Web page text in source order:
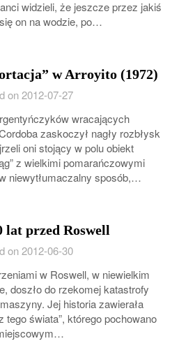
widzieli, że jeszcze przez jakiś
on na wodzie, po…
w Arroyito (1972)
on 2012-07-27
wracających
zaskoczył nagły rozbłysk
oni stojący w polu obiekt
z wielkimi pomarańczowymi
niewytłumaczalny sposób,…
lat przed Roswell
on 2012-06-30
w Roswell, w niewielkim
doszło do rzekomej katastrofy
Jej historia zawierała
tego świata”, którego pochowano